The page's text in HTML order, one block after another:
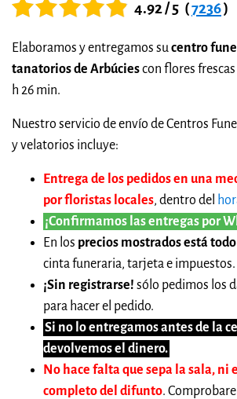
4.92 / 5 (7236)
Elaboramos y entregamos sucentro
tanatorios de Arbúciescon flores frescas
h 26 min.
Nuestro servicio de envío de Centros
y velatorios incluye:
Entrega de los pedidos en una
por floristas locales, dentro del
¡Confirmamos las entregas por
En los precios mostrados está
cinta funeraria, tarjeta e impuestos.
¡Sin registrarse! sólo pedimos los
para hacer el pedido.
Si no lo entregamos antes de la
devolvemos el dinero.
No hace falta que sepa la sala, ni
completo del difunto.